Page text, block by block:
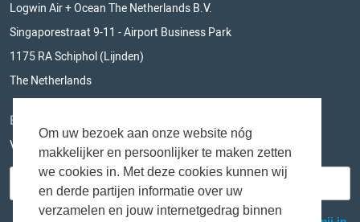
Om uw bezoek aan onze website nóg
makkelijker en persoonlijker te maken zetten
we cookies in. Met deze cookies kunnen wij
en derde partijen informatie over uw
verzamelen en jouw internetgedrag binnen
Logwin Air + Ocean The Netherlands B.V.
Singaporestraat 9-11 - Airport Business Park
1175 RA Schiphol (Lijnden)
The Netherlands
BLIJF OP DE HOOGTE
Vul hieronder je e-mailadres in en mis niks meer!